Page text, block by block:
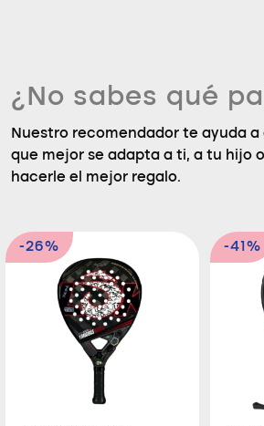
¿No sabes qué
Nuestro recomendador te ayuda a
que mejor se adapta a ti, a tu hijo
hacerle el mejor regalo.
-26% -41%